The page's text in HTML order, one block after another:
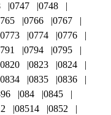
0747
0748
0766
0767
0773 0774
0776
0794
0795
0820 0823
0824
0834 0835
0836
084
0845
08514
0852